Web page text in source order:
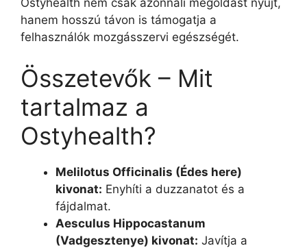
Ostyhealth nem csak azonnali megoldást nyújt,
hanem hosszú távon is támogatja a
felhasználók mozgásszervi egészségét.
Összetevők – Mit
tartalmaz a
Ostyhealth?
Melilotus Officinalis (Édes here)
kivonat: Enyhíti a duzzanatot és a
fájdalmat.
Aesculus Hippocastanum
(Vadgesztenye) kivonat: Javítja a